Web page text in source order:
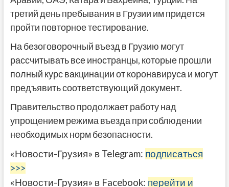
третий день пребывания в Грузии им придется
пройти повторное тестирование.
На безоговорочный въезд в Грузию могут
рассчитывать все иностранцы, которые прошли
полный курс вакцинации от коронавируса и могут
предъявить соответствующий документ.
Правительство продолжает работу над
упрощением режима въезда при соблюдении
необходимых норм безопасности.
«Новости-Грузия» в Telegram: подписаться
>>>
«Новости-Грузия» в Facebook: перейти и